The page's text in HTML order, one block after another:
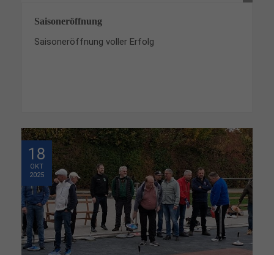
Saisoneröffnung
Saisoneröffnung voller Erfolg
18
OKT
2025